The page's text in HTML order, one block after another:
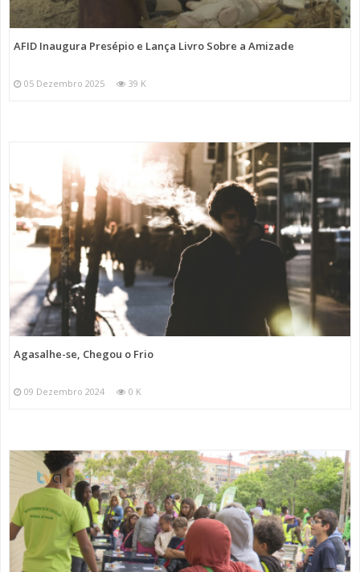
AFID Inaugura Presépio e Lança Livro Sobre a Amizade
05 Dezembro 2025 39 K
Agasalhe-se, Chegou o Frio
09 Dezembro 2024 0 K